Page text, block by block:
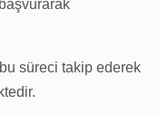
süreci takip ederek